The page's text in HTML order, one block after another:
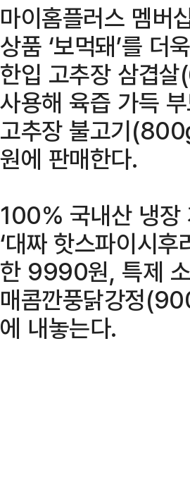
마이홈플러스 멤버
상품 ‘보먹돼’를 더
한입 고추장 삼겹
사용해 육즙 가득
고추장 불고기
원에 판매한다.
100% 국내산 냉장
‘대짜 핫스파이시
한 9990원, 특제 소
매콤깐풍닭강정
에 내놓는다.